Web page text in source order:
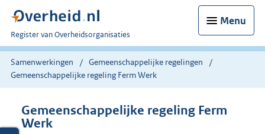
Menu
U
bent
nu
hier:
Register van Overheidsorganisaties
Samenwerkingen
Gemeenschappelijke regelingen
Gemeenschappelijke regeling Ferm Werk
Gemeenschappelijke regeling Ferm
Werk